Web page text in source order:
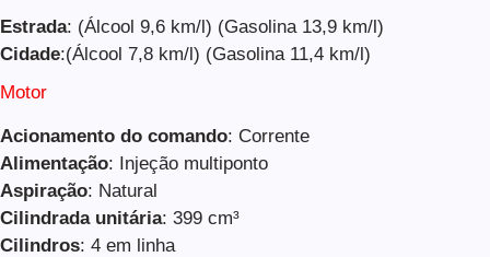
Estrada: (Álcool 9,6 km/l) (Gasolina 13,9 km/l)
Cidade:(Álcool 7,8 km/l) (Gasolina 11,4 km/l)
Motor
Acionamento do comando: Corrente
Alimentação: Injeção multiponto
Aspiração: Natural
Cilindrada unitária: 399 cm³
Cilindros: 4 em linha